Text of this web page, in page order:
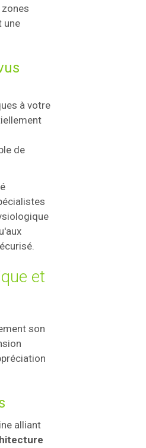
une
à votre
de
et
son
alliant